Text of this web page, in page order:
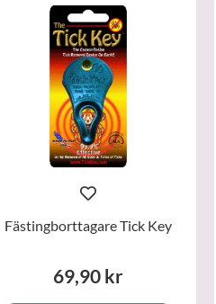
Fästingborttagare Tick Key
69,90 kr